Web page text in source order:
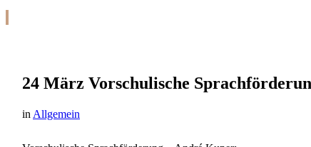
24 März Vorschulische
in Allgemein